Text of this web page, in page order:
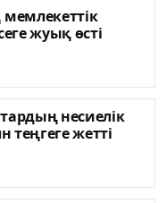
жуық өсті
несиелік
теңгеге жетті